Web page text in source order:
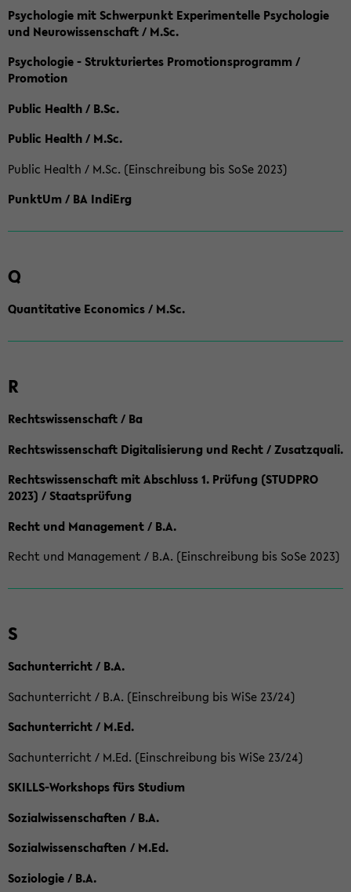
Psychologie mit Schwerpunkt Experimentelle Psychologie
und Neurowissenschaft / M.Sc.
Psychologie - Strukturiertes Promotionsprogramm /
Promotion
Public Health / B.Sc.
Public Health / M.Sc.
Public Health / M.Sc. (Einschreibung bis SoSe 2023)
PunktUm / BA IndiErg
Q
Quantitative Economics / M.Sc.
R
Rechtswissenschaft / Ba
Rechtswissenschaft Digitalisierung und Recht / Zusatzquali.
Rechtswissenschaft mit Abschluss 1. Prüfung (STUDPRO
2023) / Staatsprüfung
Recht und Management / B.A.
Recht und Management / B.A. (Einschreibung bis SoSe 2023)
S
Sachunterricht / B.A.
Sachunterricht / B.A. (Einschreibung bis WiSe 23/24)
Sachunterricht / M.Ed.
Sachunterricht / M.Ed. (Einschreibung bis WiSe 23/24)
SKILLS-Workshops fürs Studium
Sozialwissenschaften / B.A.
Sozialwissenschaften / M.Ed.
Soziologie / B.A.